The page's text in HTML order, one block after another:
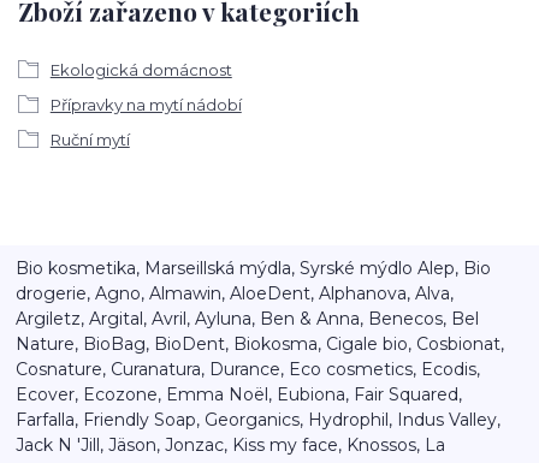
Zboží zařazeno v kategoriích
Ekologická domácnost
Přípravky na mytí nádobí
Ruční mytí
Bio kosmetika, Marseillská mýdla, Syrské mýdlo Alep, Bio
drogerie, Agno, Almawin, AloeDent, Alphanova, Alva,
Argiletz, Argital, Avril, Ayluna, Ben & Anna, Benecos, Bel
Nature, BioBag, BioDent, Biokosma, Cigale bio, Cosbionat,
Cosnature, Curanatura, Durance, Eco cosmetics, Ecodis,
Ecover, Ecozone, Emma Noël, Eubiona, Fair Squared,
Farfalla, Friendly Soap, Georganics, Hydrophil, Indus Valley,
Jack N 'Jill, Jäson, Jonzac, Kiss my face, Knossos, La